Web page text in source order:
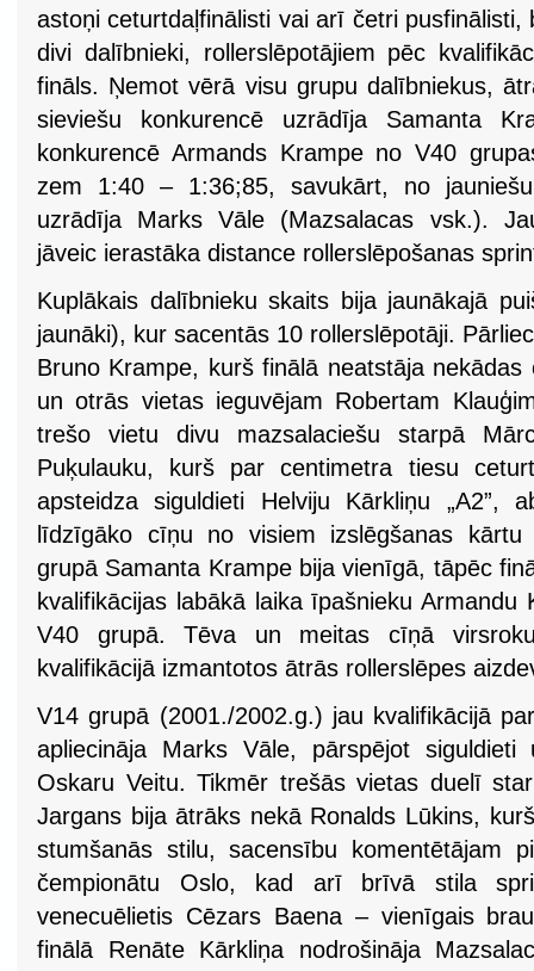
astoņi ceturtdaļfinālisti vai arī četri
divi dalībnieki, rollerslēpotājiem pēc
fināls. Ņemot vērā visu grupu dalībniekus,
sieviešu konkurencē uzrādīja Samanta
konkurencē Armands Krampe no V40
zem 1:40 – 1:36;85, savukārt, no
uzrādīja Marks Vāle (Mazsalacas vsk.).
jāveic ierastāka distance rollerslēpošanas
Kuplākais dalībnieku skaits bija jaunākajā
jaunāki), kur sacentās 10 rollerslēpotāji.
Bruno Krampe, kurš finālā neatstāja
un otrās vietas ieguvējam Robertam
trešo vietu divu mazsalaciešu starpā
Puķulauku, kurš par centimetra tiesu
apsteidza siguldieti Helviju Kārkliņu „A2”,
līdzīgāko cīņu no visiem izslēgšanas kārtu
grupā Samanta Krampe bija vienīgā, tāpēc
kvalifikācijas labākā laika īpašnieku
V40 grupā. Tēva un meitas cīņā
kvalifikācijā izmantotos ātrās rollerslēpes
V14 grupā (2001./2002.g.) jau kvalifikācijā
apliecināja Marks Vāle, pārspējot
Oskaru Veitu. Tikmēr trešās vietas duelī
Jargans bija ātrāks nekā Ronalds Lūkins,
stumšanās stilu, sacensību komentētājam
čempionātu Oslo, kad arī brīvā stila
venecuēlietis Cēzars Baena – vienīgais
finālā Renāte Kārkliņa nodrošināja